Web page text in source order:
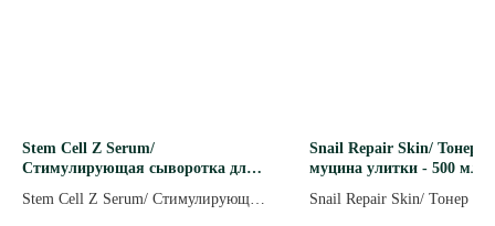
Stem Cell Z Serum/
Стимулирующая сыворотка для
Stem Cell Z Serum/ Стимулирующая
Snail Repair Skin/ Тонер
муцина улитки - 500 мл
Snail Repair Skin/ Тонер на
НА НАС